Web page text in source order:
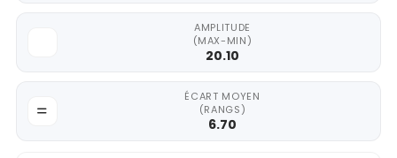
AMPLITUDE
(MAX-MIN)
20.10
ÉCART MOYEN
(RANGS)
6.70